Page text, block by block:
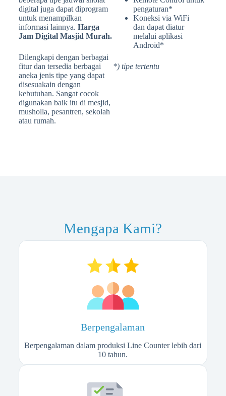
digital juga dapat diprogram
untuk menampilkan
informasi lainnya. Harga
Jam Digital Masjid Murah.
Dilengkapi dengan berbagai
fitur dan tersedia berbagai
aneka jenis tipe yang dapat
disesuakain dengan
kebutuhan. Sangat cocok
digunakan baik itu di mesjid,
musholla, pesantren, sekolah
atau rumah.
pengaturan*
Koneksi via WiFi
dan dapat diatur
melalui aplikasi
Android*
*) tipe tertentu
Mengapa Kami?
Berpengalaman
Berpengalaman dalam produksi Line Counter lebih dari
10 tahun.